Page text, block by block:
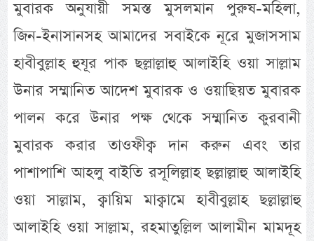
মুবারক অনুযায়ী সমস্ত মুসলমান পুরুষ-মহিলা,
জিন-ইনাসানসহ আমাদের সবাইকে নূরে মুজাসসাম
হাবীবুল্লাহ হুযূর পাক ছল্লাল্লাহু আলাইহি ওয়া সাল্লাম
উনার সম্মানিত আদেশ মুবারক ও ওয়াছিয়ত মুবারক
পালন করে উনার পক্ষ থেকে সম্মানিত কুরবানী
মুবারক করার তাওফীক্ব দান করুন এবং তার
পাশাপাশি আহলু বাইতি রসূলিল্লাহ ছল্লাল্লাহু আলাইহি
ওয়া সাল্লাম, ক্বায়িম মাক্বামে হাবীবুল্লাহ ছল্লাল্লাহু
আলাইহি ওয়া সাল্লাম, রহমাতুল্লিল আলামীন মামদূহ